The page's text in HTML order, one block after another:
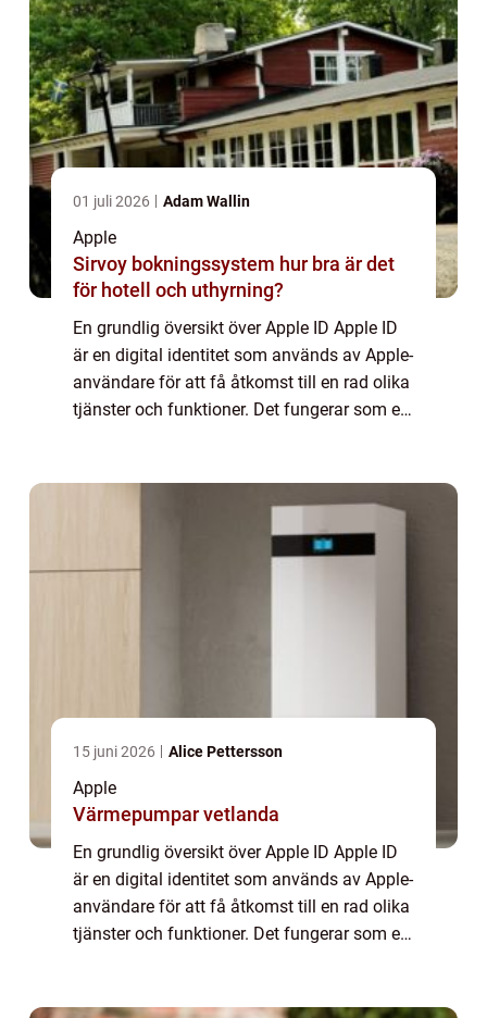
01 juli 2026 Adam Wallin
Apple
Sirvoy bokningssystem hur bra är det
för hotell och uthyrning?
En grundlig översikt över Apple ID Apple ID
är en digital identitet som används av Apple-
användare för att få åtkomst till en rad olika
tjänster och funktioner. Det fungerar som en
15 juni 2026 Alice Pettersson
Apple
Värmepumpar vetlanda
En grundlig översikt över Apple ID Apple ID
är en digital identitet som används av Apple-
användare för att få åtkomst till en rad olika
tjänster och funktioner. Det fungerar som en